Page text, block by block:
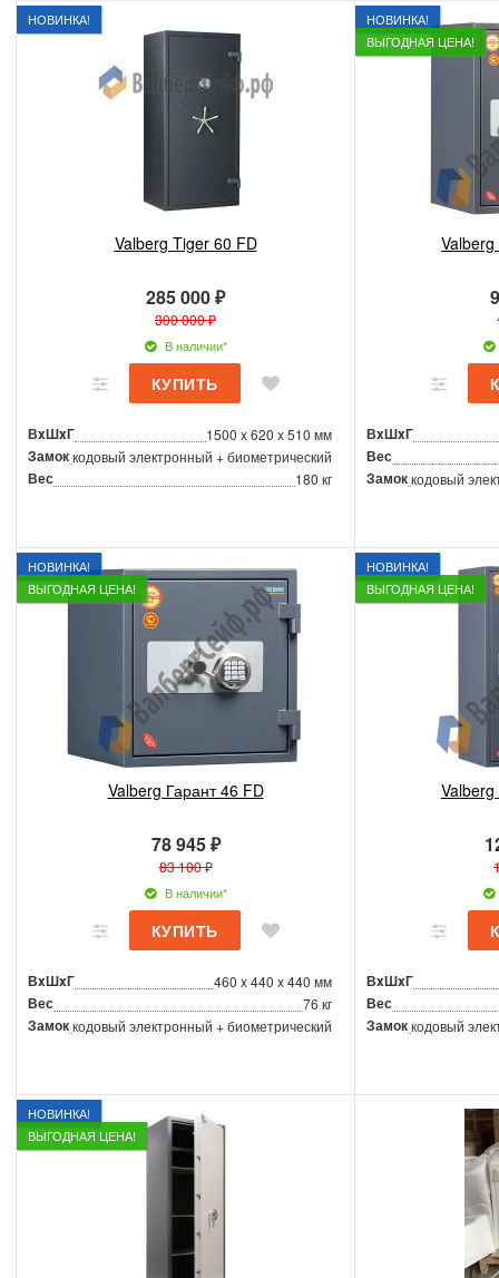
НОВИНКА!
Valberg Tiger 60 FD
285 000 ₽
300 000 ₽
В наличии*
ВxШxГ 1500 x 620 x 510 мм
Замоккодовый электронный + биометрический
Вес 180 кг
НОВИНКА!
ВЫГОДНАЯ ЦЕНА!
ВxШxГ
Вес
Замоккодовый
НОВИНКА!
ВЫГОДНАЯ ЦЕНА!
Valberg Гарант 46 FD
78 945 ₽
83 100 ₽
В наличии*
ВxШxГ 460 x 440 x 440 мм
Вес 76 кг
Замоккодовый электронный + биометрический
НОВИНКА!
ВЫГОДНАЯ ЦЕНА!
ВxШxГ
Вес
Замоккодовый
НОВИНКА!
ВЫГОДНАЯ ЦЕНА!